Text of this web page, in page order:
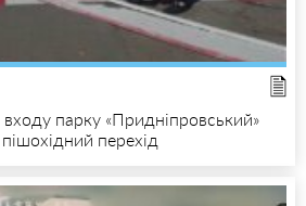
парку «Придніпровський»
перехід